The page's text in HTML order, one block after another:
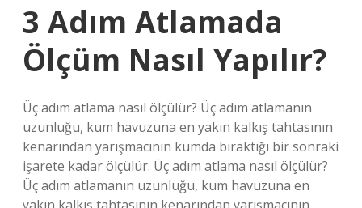
3 Adım Atlamada
Ölçüm Nasıl Yapılır?
Üç adım atlama nasıl ölçülür? Üç adım atlamanın
uzunluğu, kum havuzuna en yakın kalkış tahtasının
kenarından yarışmacının kumda bıraktığı bir sonraki
işarete kadar ölçülür. Üç adım atlama nasıl ölçülür?
Üç adım atlamanın uzunluğu, kum havuzuna en